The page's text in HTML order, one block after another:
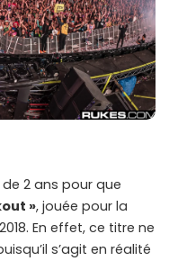
de 2 ans pour que
», jouée pour la
En effet, ce titre ne
s’agit en réalité